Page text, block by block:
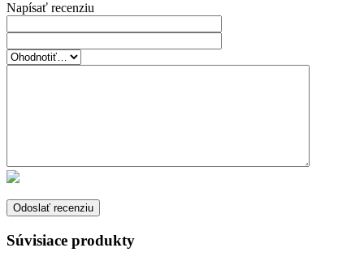
Napísať recenziu
Súvisiace produkty